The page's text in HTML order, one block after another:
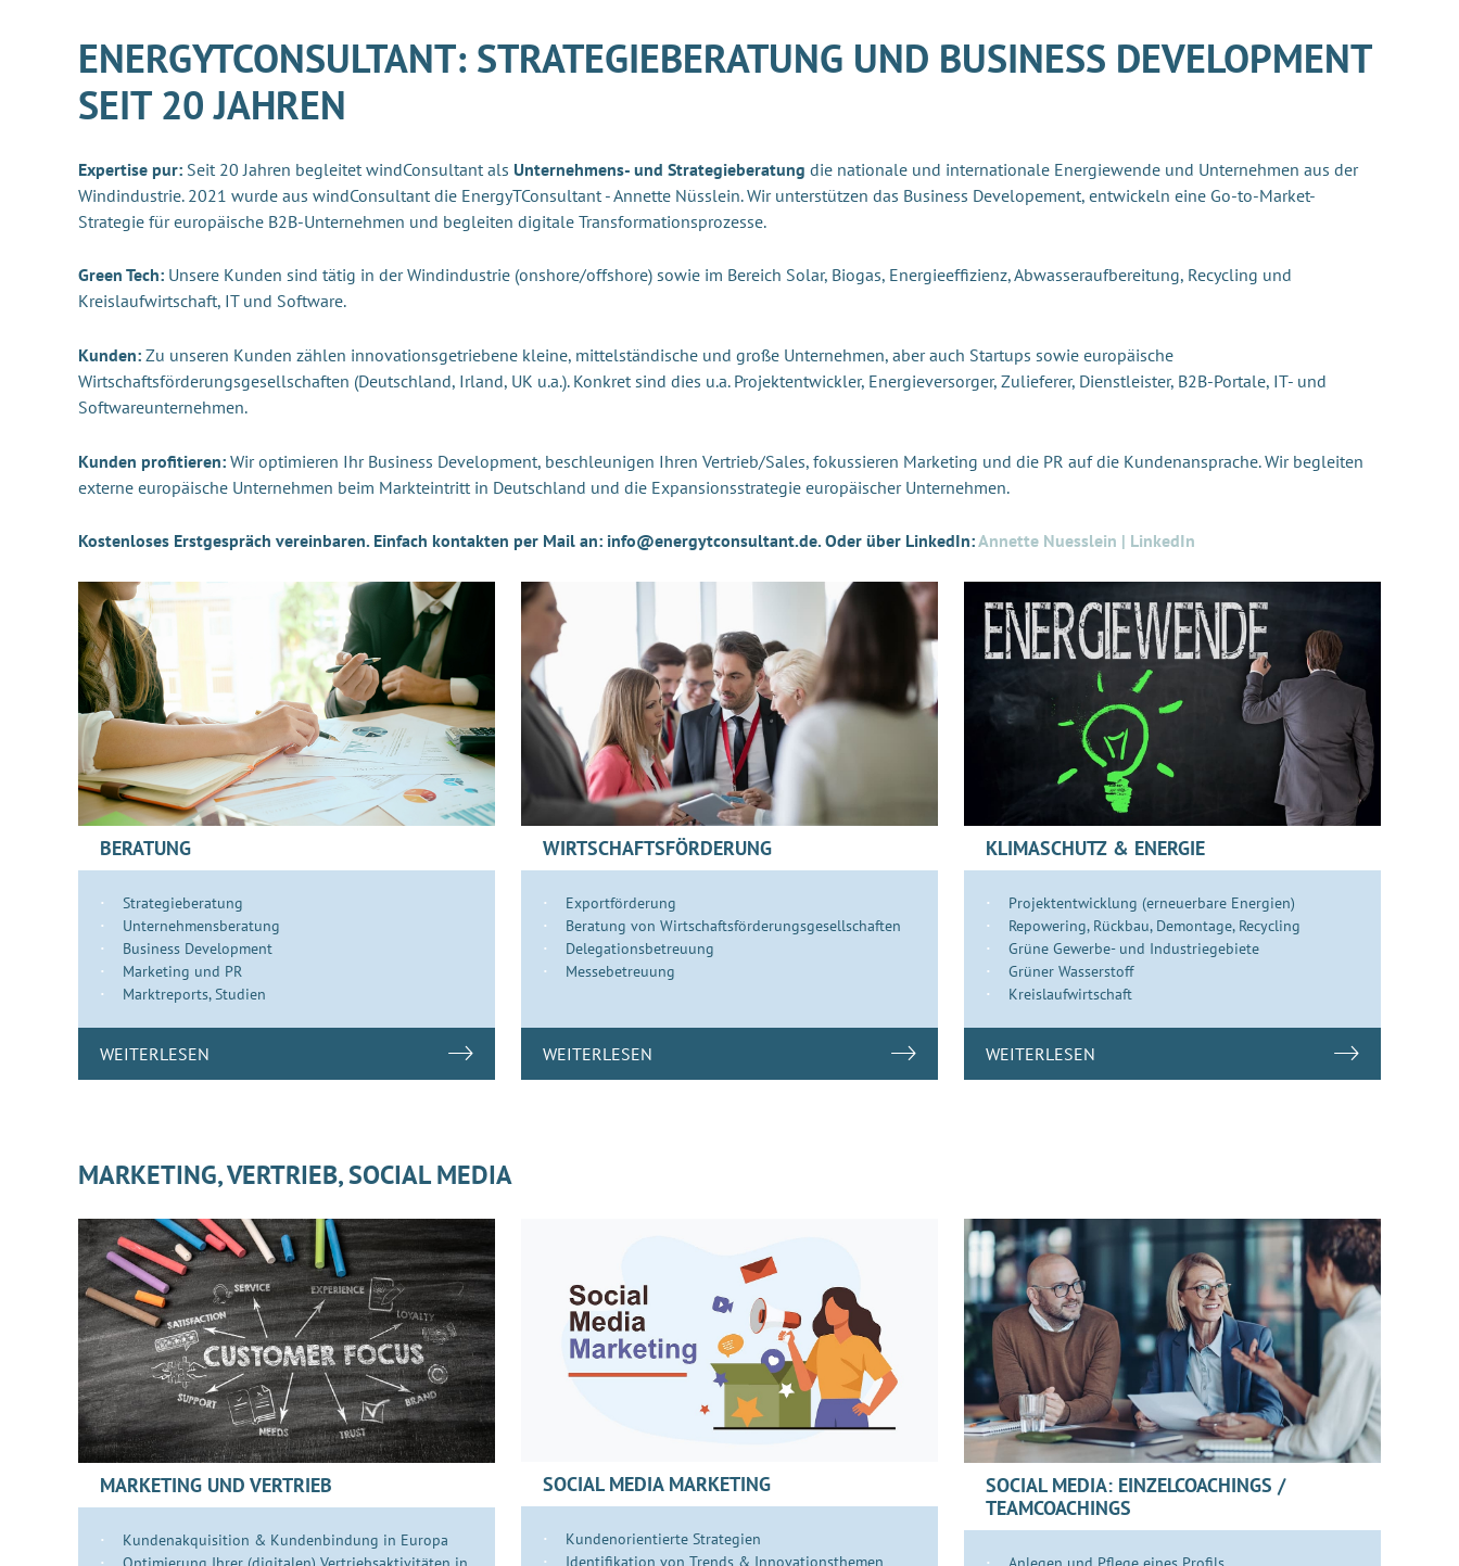
ENERGYTCONSULTANT: STRATEGIEBERATUNG UND BUSINESS DEVELOPMENT
SEIT 20 JAHREN
Expertise pur: Seit 20 Jahren begleitet windConsultant als Unternehmens- und Strategieberatung die nationale und internationale Energiewende und Unternehmen aus der
Windindustrie. 2021 wurde aus windConsultant die EnergyTConsultant - Annette Nüsslein. Wir unterstützen das Business Developement, entwickeln eine Go-to-Market-
Strategie für europäische B2B-Unternehmen und begleiten digitale Transformationsprozesse.
Green Tech: Unsere Kunden sind tätig in der Windindustrie (onshore/offshore) sowie im Bereich Solar, Biogas, Energieeffizienz, Abwasseraufbereitung, Recycling und
Kreislaufwirtschaft, IT und Software.
Kunden: Zu unseren Kunden zählen innovationsgetriebene kleine, mittelständische und große Unternehmen, aber auch Startups sowie europäische
Wirtschaftsförderungsgesellschaften (Deutschland, Irland, UK u.a.). Konkret sind dies u.a. Projektentwickler, Energieversorger, Zulieferer, Dienstleister, B2B-Portale, IT- und
Softwareunternehmen.
Kunden profitieren: Wir optimieren Ihr Business Development, beschleunigen Ihren Vertrieb/Sales, fokussieren Marketing und die PR auf die Kundenansprache. Wir begleiten
externe europäische Unternehmen beim Markteintritt in Deutschland und die Expansionsstrategie europäischer Unternehmen.
Kostenloses Erstgespräch vereinbaren. Einfach kontakten per Mail an: info@energytconsultant.de. Oder über LinkedIn:Annette Nuesslein | LinkedIn
BERATUNG
Strategieberatung
Unternehmensberatung
Business Development
Marketing und PR
Marktreports, Studien
WEITERLESEN
WIRTSCHAFTSFÖRDERUNG
Exportförderung
Beratung von Wirtschaftsförderungsgesellschaften
Delegationsbetreuung
Messebetreuung
WEITERLESEN
KLIMASCHUTZ & ENERGIE
Projektentwicklung (erneuerbare Energien)
Repowering, Rückbau, Demontage, Recycling
Grüne Gewerbe- und Industriegebiete
Grüner Wasserstoff
Kreislaufwirtschaft
WEITERLESEN
MARKETING, VERTRIEB, SOCIAL MEDIA
MARKETING UND VERTRIEB
Kundenakquisition & Kundenbindung in Europa
SOCIAL MEDIA MARKETING
Kundenorientierte Strategien
Identifikation von Trends & Innovationsthemen
SOCIAL MEDIA: EINZELCOACHINGS /
TEAMCOACHINGS